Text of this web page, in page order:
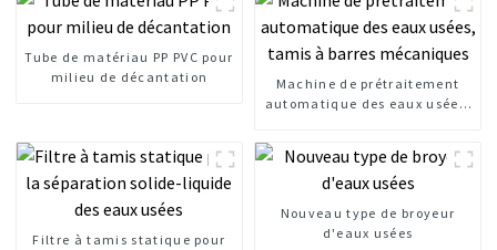
Tube de matériau PP PVC pour
milieu de décantation
Machine de prétraitement
automatique des eaux usées,
Filtre à tamis statique pour
Nouveau type de broyeur
d'eaux usées